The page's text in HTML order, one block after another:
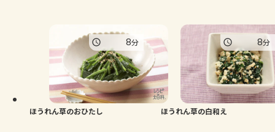
ほうれん草のおひたし
8分
ほうれん草の白和え
8分